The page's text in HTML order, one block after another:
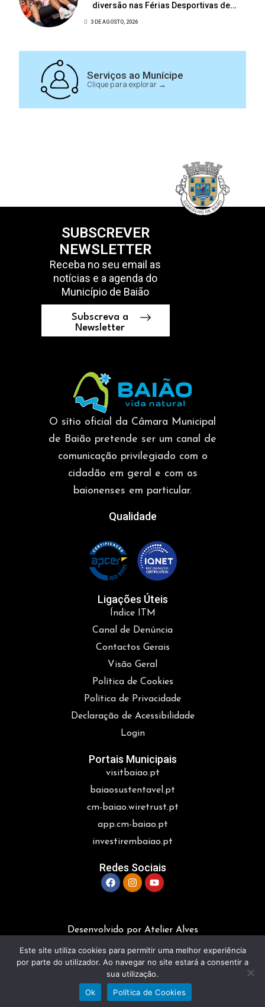
diversão nas Férias Desportivas de
Baião
3 DE AGOSTO, 2026
Serviços ao Munícipe
Clique para explorar →
SUBSCREVER
NEWSLETTER
Receba no seu email as
notícias e a agenda do
Município de Baião
Subscreva a
Newsletter
O sítio oficial da Câmara Municipal
de Baião pretende ser um canal de
comunicação privilegiado com o
cidadão em geral e com os
baionenses em particular.
Qualidade
Ligações Úteis
Índice ITM
Canal de Denúncia
Contactos Gerais
Visão Geral
Política de Cookies
Política de Privacidade
Declaração de Acessibilidade
Login
Portais Municipais
visitbaiao.pt
baiaosustentavel.pt
cm-baiao.wiretrust.pt
app.cm-baiao.pt
investirembaiao.pt
Redes Sociais
Desenvolvido por Atelier Alves
Este site utiliza cookies para permitir uma melhor experiência
por parte do utilizador. Ao navegar no site estará a consentir a
sua utilização.
Ok
Política de Cookies